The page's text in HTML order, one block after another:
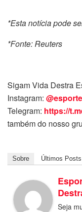
*Esta notícia pode
*Fonte: Reuters
Sigam Vida Destra
Instagram:
Telegram: https://
também do nosso
Sobre Últimos Posts
Seja